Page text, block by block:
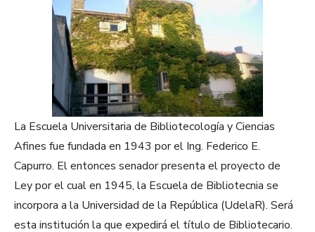
La Escuela Universitaria de Bibliotecología y Ciencias
Afines fue fundada en 1943 por el Ing. Federico E.
Capurro. El entonces senador presenta el proyecto de
Ley por el cual en 1945, la Escuela de Bibliotecnia se
incorpora a la Universidad de la República (UdelaR). Será
esta institución la que expedirá el título de Bibliotecario.